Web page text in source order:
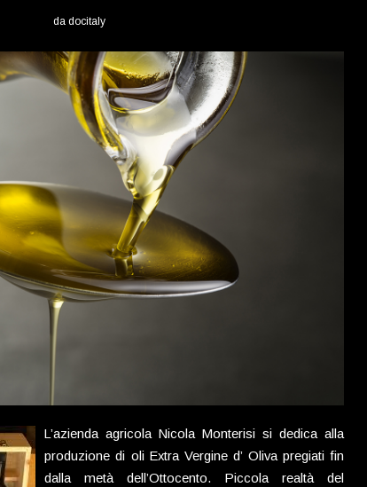
da docitaly
L’azienda agricola Nicola Monterisi si dedica alla
produzione di oli Extra Vergine d’ Oliva pregiati fin
dalla metà dell’Ottocento. Piccola realtà del